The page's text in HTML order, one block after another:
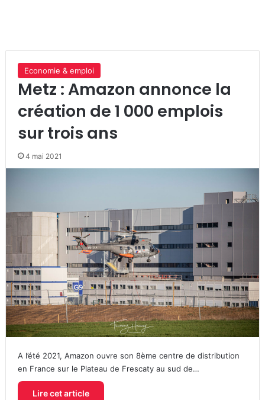
Economie & emploi
Metz : Amazon annonce la
création de 1 000 emplois
sur trois ans
4 mai 2021
A l’été 2021, Amazon ouvre son 8ème centre de distribution
en France sur le Plateau de Frescaty au sud de…
Lire cet article